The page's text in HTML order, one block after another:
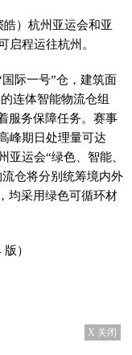
）杭州亚运会和亚
启程运往杭州。
际一号”仓，建筑面
连体智能物流仓组
服务保障任务。赛事
峰期日处理量可达
亚运会“绿色、智能、
仓将分别统筹境内外
均采用绿色可循环材
）
X 关闭